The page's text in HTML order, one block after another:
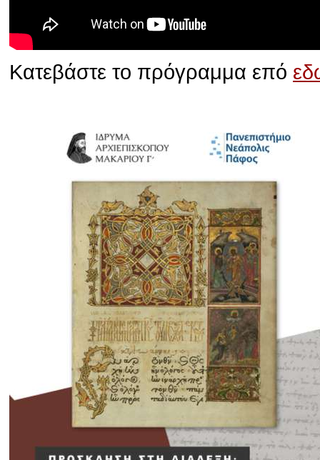
Κατεβάστε το πρόγραμμα επό